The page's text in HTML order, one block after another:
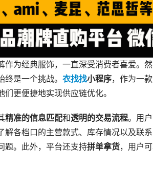
作为经典服饰，一直深受消费者喜爱。
是一个挑战。 衣找找小程序，作为一
更便捷地实现供应链优化。
精准的信息匹配和透明的交易流程。用
解各档口的主营款式、库存情况以及联
题。此外，平台还支持拼单拿货，用户